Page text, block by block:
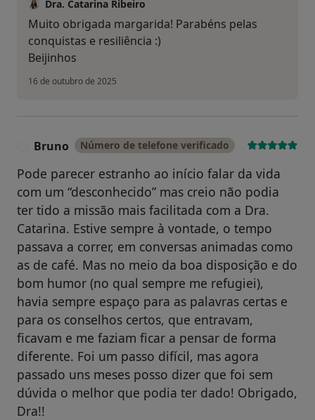
Dra. Catarina Ribeiro
Muito obrigada margarida! Parabéns pelas
conquistas e resiliência :)
Beijinhos
16 de outubro de 2025
Bruno Número de telefone verificado
Pode parecer estranho ao início falar da vida
com um “desconhecido” mas creio não podia
ter tido a missão mais facilitada com a Dra.
Catarina. Estive sempre à vontade, o tempo
passava a correr, em conversas animadas como
as de café. Mas no meio da boa disposição e do
bom humor (no qual sempre me refugiei),
havia sempre espaço para as palavras certas e
para os conselhos certos, que entravam,
ficavam e me faziam ficar a pensar de forma
diferente. Foi um passo difícil, mas agora
passado uns meses posso dizer que foi sem
dúvida o melhor que podia ter dado! Obrigado,
Dra!!